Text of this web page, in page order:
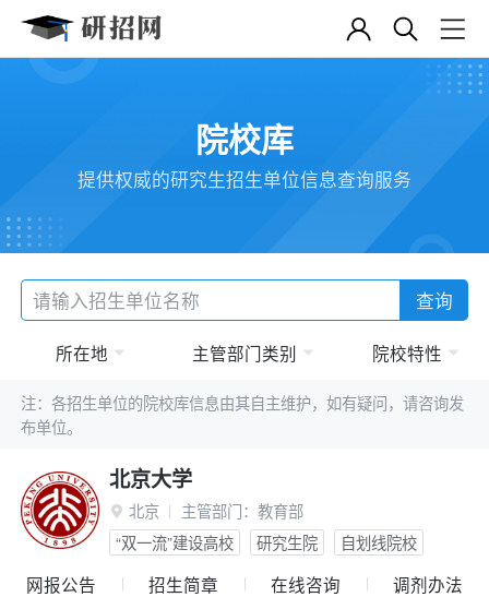
院校库
提供权威的研究生招生单位信息查询服务
查询
所在地 主管部门类别 院校特性
注：各招生单位的院校库信息由其自主维护，如有疑问，请咨询发
布单位。
北京大学
 北京 主管部门： 教育部
“双一流”建设高校
研究生院 自划线院校
网报公告 招生简章 在线咨询 调剂办法